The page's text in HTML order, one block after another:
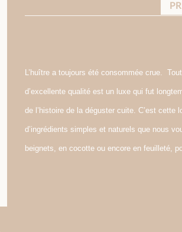
L’huître a toujours été consommée crue.
d’excellente qualité est un luxe qui fut
de l’histoire de la déguster cuite. C’est cette
d’ingrédients simples et naturels que nous
beignets, en cocotte ou encore en feuilleté,